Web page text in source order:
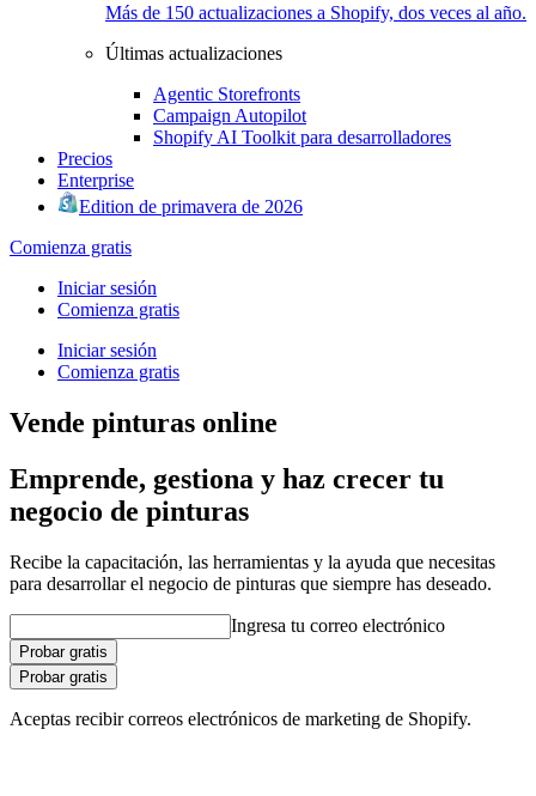
Más de 150 actualizaciones a Shopify, dos veces al año.
Últimas actualizaciones
Agentic Storefronts
Campaign Autopilot
Shopify AI Toolkit para desarrolladores
Precios
Enterprise
Edition de primavera de 2026
Comienza gratis
Iniciar sesión
Comienza gratis
Iniciar sesión
Comienza gratis
Vende pinturas online
Emprende, gestiona y haz crecer tu
negocio de pinturas
Recibe la capacitación, las herramientas y la ayuda que necesitas
para desarrollar el negocio de pinturas que siempre has deseado.
Ingresa tu correo electrónico
Probar gratis
Probar gratis
Aceptas recibir correos electrónicos de marketing de Shopify.